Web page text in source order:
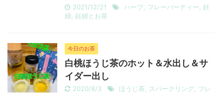
2021/12/21 ハーブ フレーバーティー
妊
婦 妊婦とお茶
今日のお茶
白桃ほうじ茶のホット＆水出し＆サ
イダー出し
2020/8/3 ほうじ茶 スパークリング
フレ